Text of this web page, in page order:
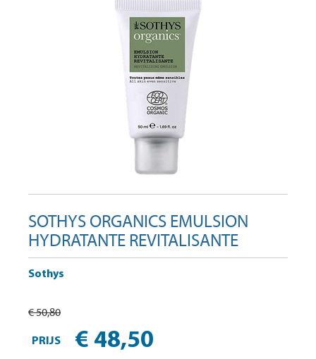
SOTHYS ORGANICS EMULSION
HYDRATANTE REVITALISANTE
Sothys
€ 50,80
PRIJS € 48,50